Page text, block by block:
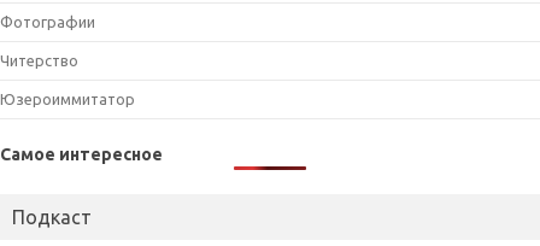
Фотографии
Читерство
Юзероиммитатор
Самое интересное
Подкаст